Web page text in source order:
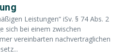
Leistungen“ iSv. § 74 Abs. 2
sich bei einem zwischen
vereinbarten nachvertraglichen